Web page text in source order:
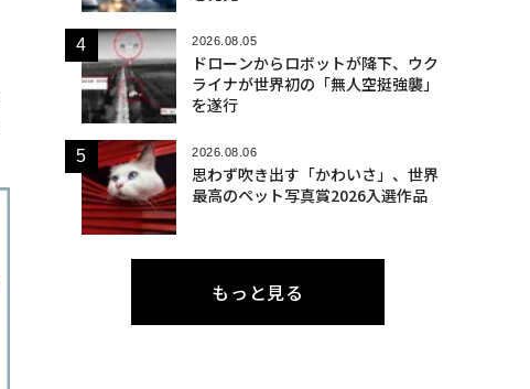
2026.08.05
ドローンからロボットが降下、ウク
ライナが世界初の「無人空挺強襲」
を遂行
2026.08.06
思わず吹き出す「かわいさ」、世界
最高のペット写真賞2026入選作品
もっと見る